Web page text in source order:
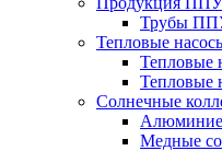
Трубы
Тепловые
Тепловые
Тепловые
Солнечные
Медные